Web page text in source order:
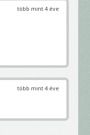
több mint 4 éve
több mint 4 éve